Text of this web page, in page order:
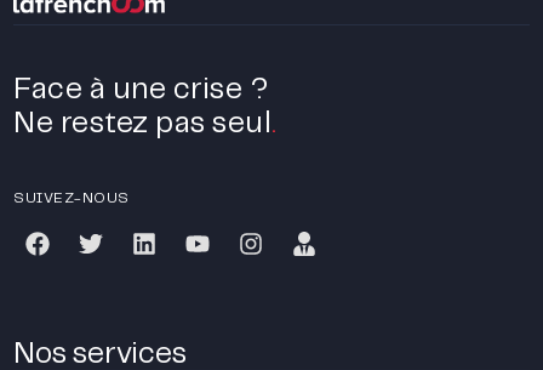
Face à une crise ?
Ne restez pas seul .
SUIVEZ-NOUS
Nos services